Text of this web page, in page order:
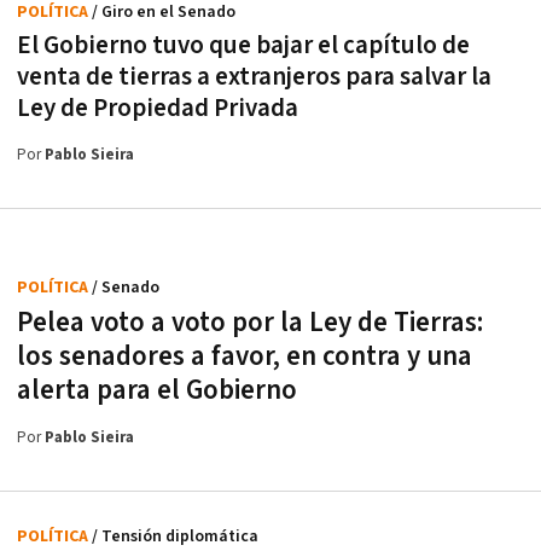
El Gobierno tuvo que bajar el capítulo de
venta de tierras a extranjeros para salvar la
Ley de Propiedad Privada
POLÍTICA/ Giro en el Senado
PorPablo Sieira
Pelea voto a voto por la Ley de Tierras:
los senadores a favor, en contra y una
alerta para el Gobierno
POLÍTICA/ Senado
PorPablo Sieira
POLÍTICA/ Tensión diplomática